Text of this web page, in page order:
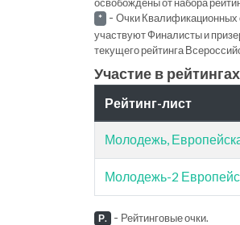
* - Очки
участвуют Финалисты и
текущего рейтинга
Участие в
Рейтинг-лист
Молодежь,
Молодежь-2
Р. - Рейтинговые очки.